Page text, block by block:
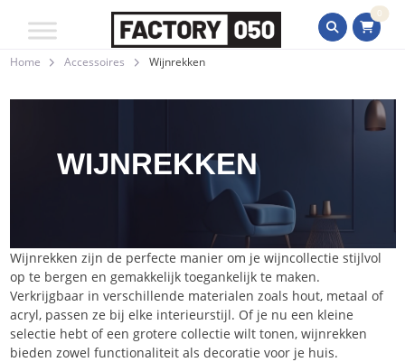
0
Home Accessoires Wijnrekken
WIJNREKKEN
Wijnrekken zijn de perfecte manier om je wijncollectie stijlvol
op te bergen en gemakkelijk toegankelijk te maken.
Verkrijgbaar in verschillende materialen zoals hout, metaal of
acryl, passen ze bij elke interieurstijl. Of je nu een kleine
selectie hebt of een grotere collectie wilt tonen, wijnrekken
bieden zowel functionaliteit als decoratie voor je huis.